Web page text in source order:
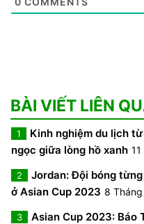
BÀI VIẾT LIÊN
1
Kinh nghiệm du lịch
ngọc giữa lòng hồ xanh
2
Jordan: Đội bóng
ở Asian Cup 2023 8
3
Asian Cup 2023: Báo